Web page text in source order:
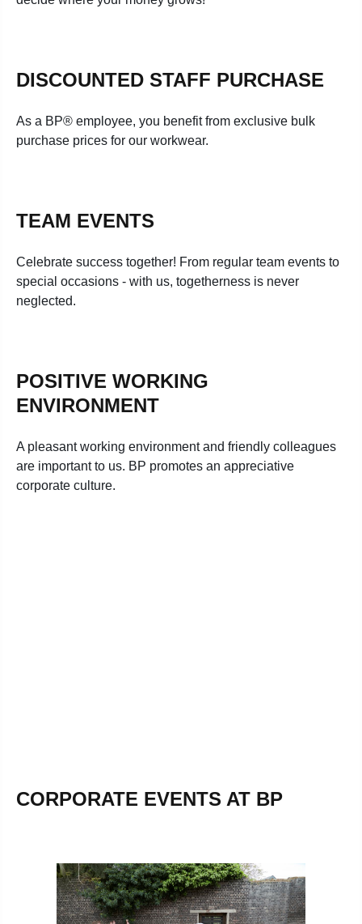
DISCOUNTED STAFF PURCHASE
As a BP® employee, you benefit from exclusive bulk
purchase prices for our workwear.
TEAM EVENTS
Celebrate success together! From regular team events to
special occasions - with us, togetherness is never
neglected.
POSITIVE WORKING
ENVIRONMENT
A pleasant working environment and friendly colleagues
are important to us. BP promotes an appreciative
corporate culture.
CORPORATE EVENTS AT BP
Skip image gallery